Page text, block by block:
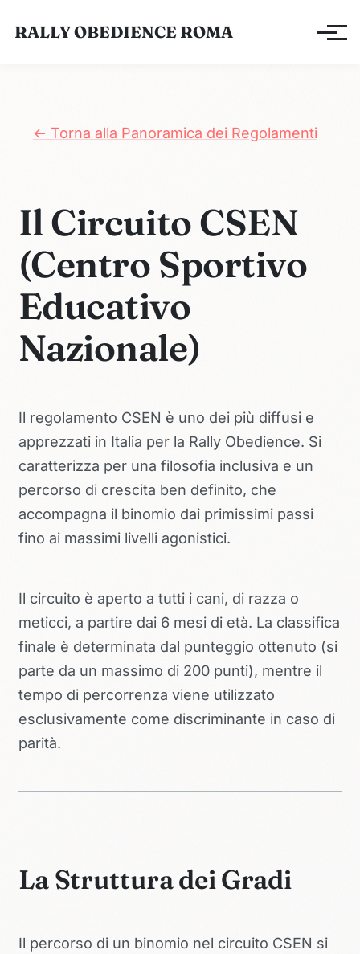
RALLY OBEDIENCE ROMA Apri/
← Torna alla Panoramica dei Regolamenti
Il Circuito CSEN
(Centro Sportivo
Educativo
Nazionale)
Il regolamento CSEN è uno dei più diffusi e
apprezzati in Italia per la Rally Obedience. Si
caratterizza per una filosofia inclusiva e un
percorso di crescita ben definito, che
accompagna il binomio dai primissimi passi
fino ai massimi livelli agonistici.
Il circuito è aperto a tutti i cani, di razza o
meticci, a partire dai 6 mesi di età. La classifica
finale è determinata dal punteggio ottenuto (si
parte da un massimo di 200 punti), mentre il
tempo di percorrenza viene utilizzato
esclusivamente come discriminante in caso di
parità.
La Struttura dei Gradi
Il percorso di un binomio nel circuito CSEN si